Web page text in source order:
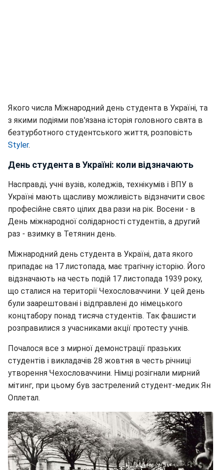
Якого числа Міжнародний день студента в Україні, та
з якими подіями пов'язана історія головного свята в
безтурботного студентського життя, розповість
Styler.
День студента в Україні: коли відзначають
Насправді, учні вузів, коледжів, технікумів і ВПУ в
Україні мають щасливу можливість відзначити своє
професійне свято цілих два рази на рік. Восени - в
День міжнародної солідарності студентів, а другий
раз - взимку в Тетянин день.
Міжнародний день студента в Україні, дата якого
припадає на 17 листопада, має трагічну історію. Його
відзначають на честь подій 17 листопада 1939 року,
що сталися на території Чехословаччини. У цей день
були заарештовані і відправлені до німецького
концтабору понад тисяча студентів. Так фашисти
розправилися з учасниками акції протесту учнів.
Почалося все з мирної демонстрації празьких
студентів і викладачів 28 жовтня в честь річниці
утворення Чехословаччини. Німці розігнали мирний
мітинг, при цьому був застрелений студент-медик Ян
Оплетал.